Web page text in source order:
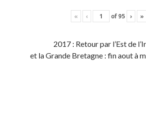
« ‹ of95 › »
2017 : Retour par l’Est de
et la Grande Bretagne : fin aout à